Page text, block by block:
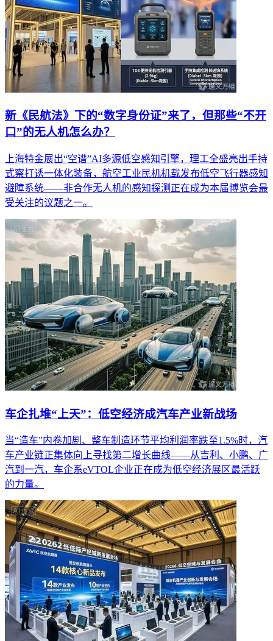
新《民航法》下的“数字身份证”来了，但那些“不开
口”的无人机怎么办？
上海特金展出“空谱”AI多源低空感知引擎，理工全盛亮出手持
式察打诱一体化装备，航空工业民机机载发布低空飞行器感知
避障系统——非合作无人机的感知探测正在成为本届博览会最
受关注的议题之一。
车企扎堆“上天”：低空经济成汽车产业新战场
当“造车”内卷加剧、整车制造环节平均利润率跌至1.5%时，汽
车产业链正集体向上寻找第二增长曲线——从吉利、小鹏、广
汽到一汽，车企系eVTOL企业正在成为低空经济展区最活跃
的力量。